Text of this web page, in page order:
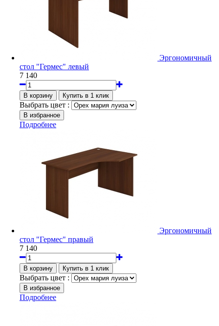
Эргономичный
стол "Гермес" левый
7 140
Выбрать цвет :
Подробнее
Эргономичный
стол "Гермес" правый
7 140
Выбрать цвет :
Подробнее